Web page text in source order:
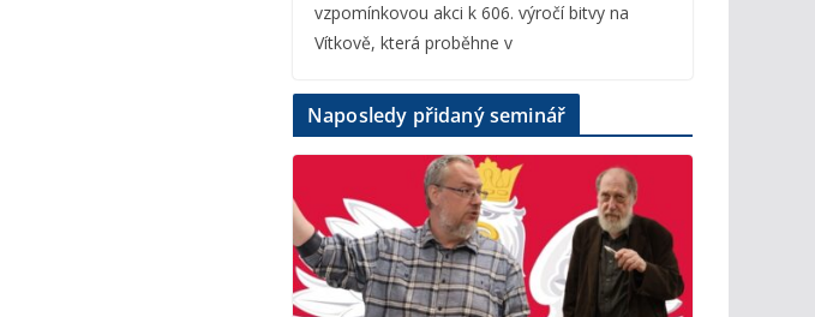
vzpomínkovou akci k 606. výročí bitvy na
Vítkově, která proběhne v
Naposledy přidaný seminář